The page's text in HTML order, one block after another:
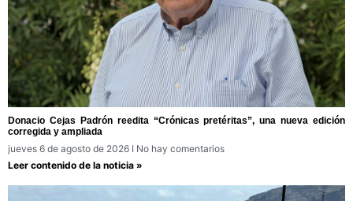
Donacio Cejas Padrón reedita “Crónicas pretéritas”, una nueva edición
corregida y ampliada
jueves 6 de agosto de 2026
No hay comentarios
Leer contenido de la noticia »